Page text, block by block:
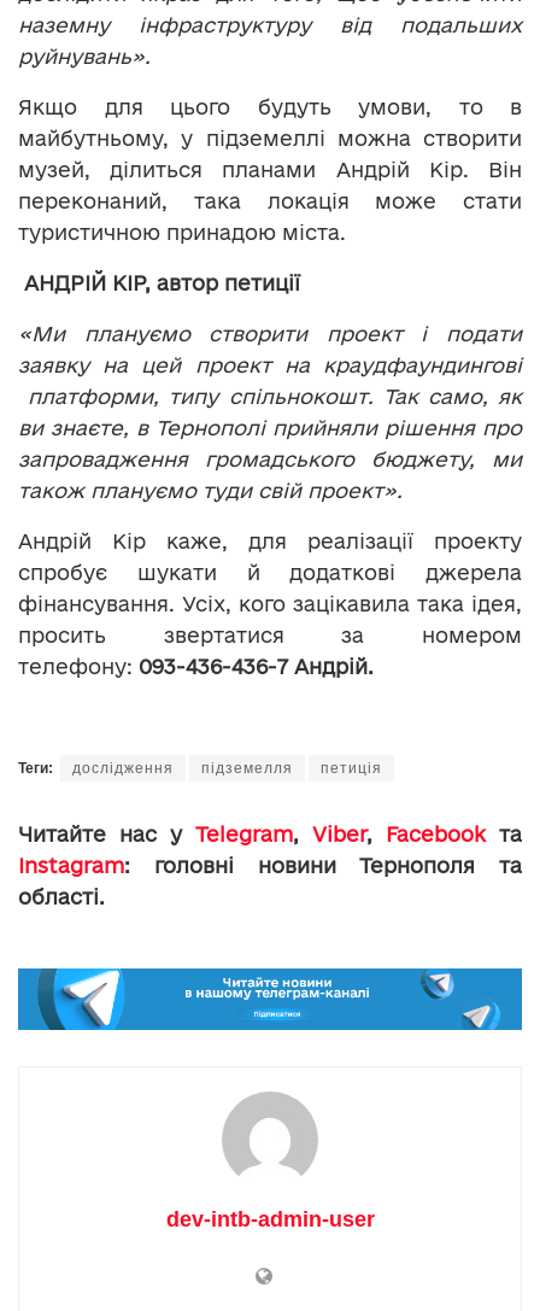
наземну інфраструктуру від подальших
руйнувань».
Якщо для цього будуть умови, то в
майбутньому, у підземеллі можна створити
музей, ділиться планами Андрій Кір. Він
переконаний, така локація може стати
туристичною принадою міста.
АНДРІЙ КІР, автор петиції
«Ми плануємо створити проект і подати
заявку на цей проект на краудфаундингові
платформи, типу спільнокошт. Так само, як
ви знаєте, в Тернополі прийняли рішення про
запровадження громадського бюджету, ми
також плануємо туди свій проект».
Андрій Кір каже, для реалізації проекту
спробує шукати й додаткові джерела
фінансування. Усіх, кого зацікавила така ідея,
просить звертатися за номером
телефону: 093-436-436-7 Андрій.
Теги: дослідження підземелля петиція
Читайте нас у Telegram, Viber, Facebookта
Instagram: головні новини Тернополя та
області.
dev-intb-admin-user